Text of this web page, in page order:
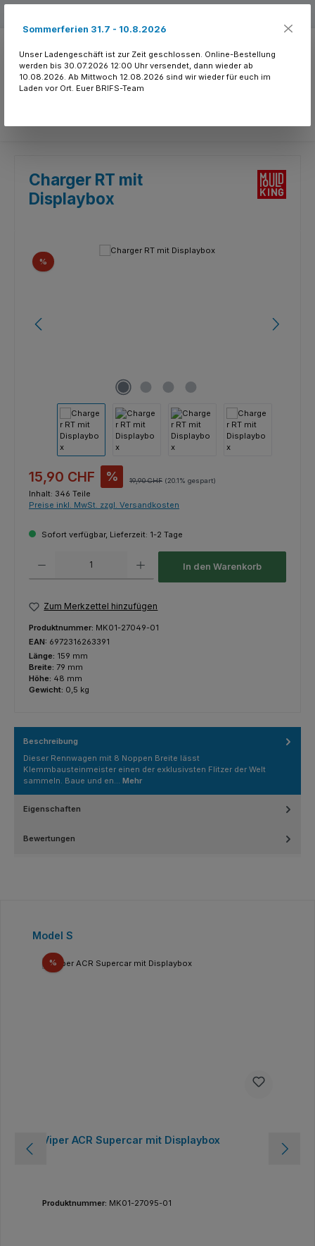
Charger RT mit
Displaybox
Bildergalerie überspringen
% Rabatt
Verkaufspreis:
15,90 CHF % Regulärer Preis:
19,90 CHF (20.1% gespart)
Inhalt: 346 Teile
Preise inkl. MwSt. zzgl. Versandkosten
Sofort verfügbar, Lieferzeit: 1-2 Tage
In den Warenkorb
Zum Merkzettel hinzufügen
Produktnummer: MK01-27049-01
EAN: 6972316263391
Länge: 159 mm
Breite: 79 mm
Höhe: 48 mm
Gewicht: 0,5 kg
Beschreibung
Dieser Rennwagen mit 8 Noppen Breite lässt
Klemmbausteinmeister einen der exklusivsten Flitzer der Welt
sammeln. Baue und en… Mehr
Eigenschaften
Bewertungen
Produktgalerie überspringen
Model S
%Rabatt
Viper ACR Supercar mit Displaybox
Produktnummer: MK01-27095-01
Sommerferien 31.7 - 10.8.2026
Unser Ladengeschäft ist zur Zeit geschlossen. Online-Bestellung
werden bis 30.07.2026 12:00 Uhr versendet, dann wieder ab
10.08.2026. Ab Mittwoch 12.08.2026 sind wir wieder für euch im
Laden vor Ort. Euer BRIFS-Team